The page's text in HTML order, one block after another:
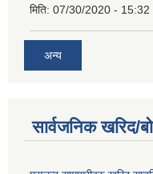
मिति: 07/30/2020 - 15:32
अन्य
सार्वजनिक खरिद/